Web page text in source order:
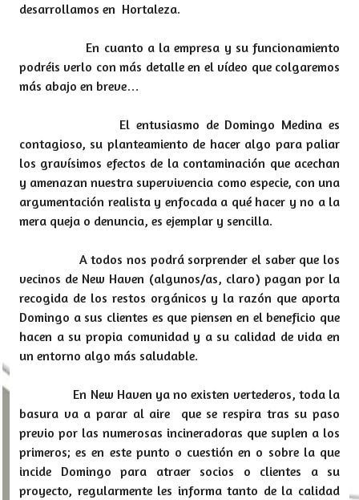
desarrollamos en Hortaleza.
En cuanto a la empresa y su funcionamiento
podréis verlo con más detalle en el vídeo que colgaremos
más abajo en breve…
El entusiasmo de Domingo Medina es
contagioso, su planteamiento de hacer algo para paliar
los gravísimos efectos de la contaminación que acechan
y amenazan nuestra supervivencia como especie, con una
argumentación realista y enfocada a qué hacer y no a la
mera queja o denuncia, es ejemplar y sencilla.
A todos nos podrá sorprender el saber que los
vecinos de New Haven (algunos/as, claro) pagan por la
recogida de los restos orgánicos y la razón que aporta
Domingo a sus clientes es que piensen en el beneficio que
hacen a su propia comunidad y a su calidad de vida en
un entorno algo más saludable.
En New Haven ya no existen vertederos, toda la
basura va a parar al aire que se respira tras su paso
previo por las numerosas incineradoras que suplen a los
primeros; es en este punto o cuestión en o sobre la que
incide Domingo para atraer socios o clientes a su
proyecto, regularmente les informa tanto de la calidad